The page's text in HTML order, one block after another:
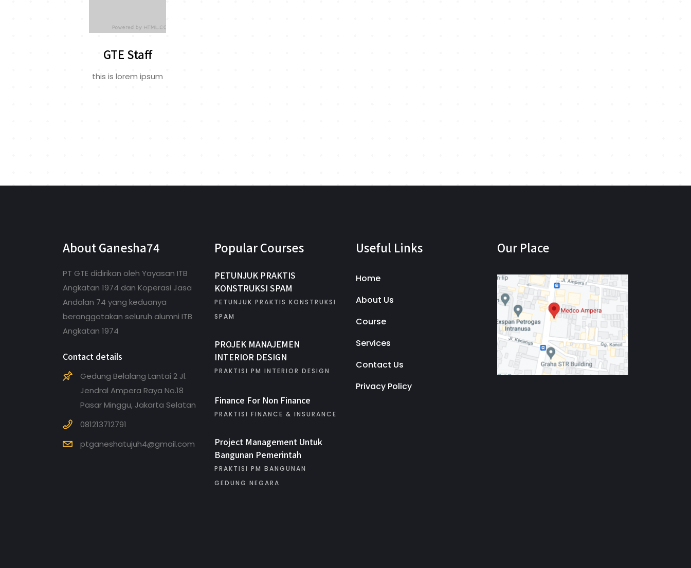
GTE Staff
this is lorem ipsum
About Ganesha74
PT GTE didirikan oleh Yayasan ITB
Angkatan 1974 dan Koperasi Jasa
Andalan 74 yang keduanya
beranggotakan seluruh alumni ITB
Angkatan 1974
Contact details
Gedung Belalang Lantai 2 Jl.
Jendral Ampera Raya No.18
Pasar Minggu, Jakarta Selatan
081213712791
ptganeshatujuh4@gmail.com
Popular Courses
PETUNJUK PRAKTIS
KONSTRUKSI SPAM
PETUNJUK PRAKTIS KONSTRUKSI
SPAM
PROJEK MANAJEMEN
INTERIOR DESIGN
PRAKTISI PM INTERIOR DESIGN
Finance For Non Finance
PRAKTISI FINANCE & INSURANCE
Project Management Untuk
Bangunan Pemerintah
PRAKTISI PM BANGUNAN
GEDUNG NEGARA
Useful Links
Home
About Us
Course
Services
Contact Us
Privacy Policy
Our Place